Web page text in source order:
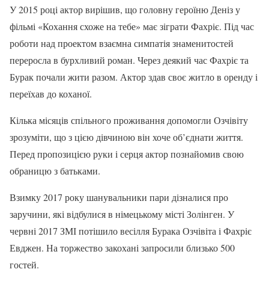
У 2015 році актор вирішив, що головну героїню Деніз у
фільмі «Кохання схоже на тебе» має зіграти Фахріє. Під час
роботи над проектом взаємна симпатія знаменитостей
переросла в бурхливий роман. Через деякий час Фахріє та
Бурак почали жити разом. Актор здав своє житло в оренду і
переїхав до коханої.
Кілька місяців спільного проживання допомогли Озчівіту
зрозуміти, що з цією дівчиною він хоче об’єднати життя.
Перед пропозицією руки і серця актор познайомив свою
обраницю з батьками.
Взимку 2017 року шанувальники пари дізналися про
заручини, які відбулися в німецькому місті Золінген. У
червні 2017 ЗМІ потішило весілля Бурака Озчівіта і Фахріє
Евджен. На торжество закохані запросили близько 500
гостей.